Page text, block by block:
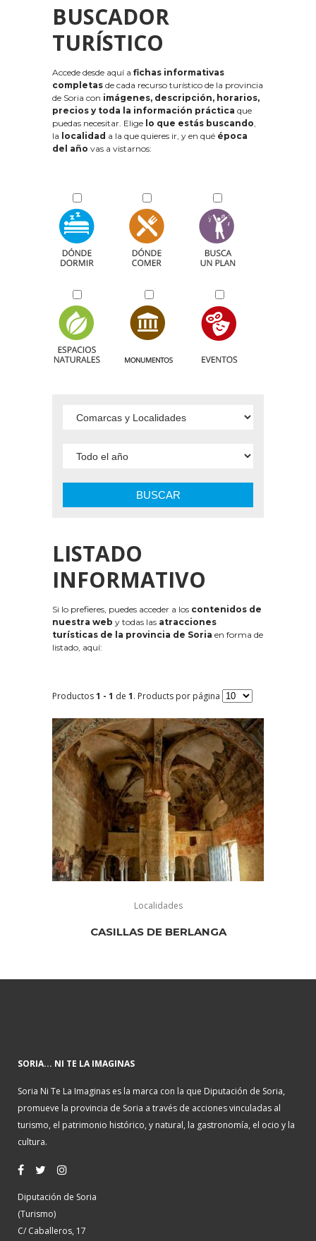
BUSCADOR
TURÍSTICO
Accede desde aquí a fichas informativas
completas de cada recurso turístico de la provincia
de Soria con imágenes, descripción, horarios,
precios y toda la información práctica que
puedas necesitar. Elige lo que estás buscando,
la localidad a la que quieres ir, y en qué época
del año vas a vistarnos:
BUSCAR
LISTADO
INFORMATIVO
Si lo prefieres, puedes acceder a los contenidos de
nuestra web y todas las atracciones
turísticas de la provincia de Soria en forma de
listado, aquí:
Productos1 - 1 de 1. Products por página
Localidades
CASILLAS DE BERLANGA
SORIA... NI TE LA IMAGINAS
Soria Ni Te La Imaginas es la marca con la que Diputación de Soria,
promueve la provincia de Soria a través de acciones vinculadas al
turismo, el patrimonio histórico, y natural, la gastronomía, el ocio y la
cultura.
Diputación de Soria
(Turismo)
C/ Caballeros, 17